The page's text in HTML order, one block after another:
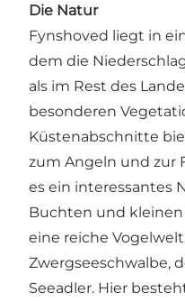
Die Natur
Fynshoved liegt in
dem die
als im Rest des
besonderen
Küstenabschnitte
zum Angeln und zur
es ein interessantes
Buchten und kleinen
eine reiche
Zwergseeschwalbe,
Seeadler. Hier